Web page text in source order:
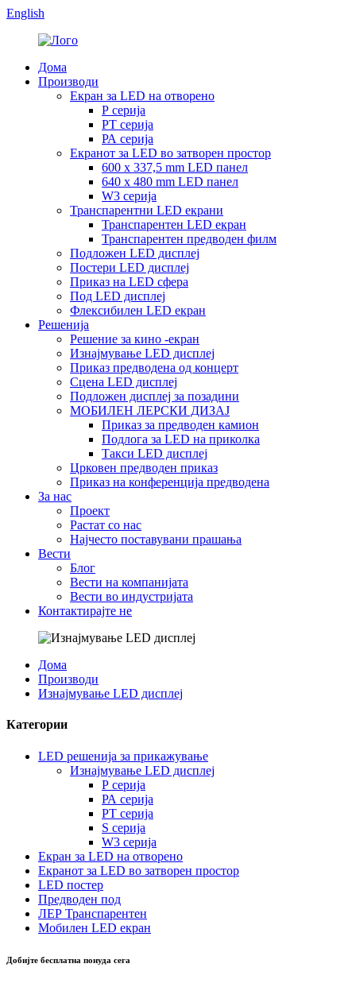
English
Дома
Производи
Екран за LED на отворено
Р серија
РТ серија
РА серија
Екранот за LED во затворен простор
600 x 337,5 mm LED панел
640 x 480 mm LED панел
W3 серија
Транспарентни LED екрани
Транспарентен LED екран
Транспарентен предводен филм
Подложен LED дисплеј
Постери LED дисплеј
Приказ на LED сфера
Под LED дисплеј
Флексибилен LED екран
Решенија
Решение за кино -екран
Изнајмување LED дисплеј
Приказ предводена од концерт
Сцена LED дисплеј
Подложен дисплеј за позадини
МОБИЛЕН ЛЕРСКИ ДИЗАЈ
Приказ за предводен камион
Подлога за LED на приколка
Такси LED дисплеј
Црковен предводен приказ
Приказ на конференција предводена
За нас
Проект
Растат со нас
Најчесто поставувани прашања
Вести
Блог
Вести на компанијата
Вести во индустријата
Контактирајте не
Дома
Производи
Изнајмување LED дисплеј
Категории
LED решенија за прикажување
Изнајмување LED дисплеј
Р серија
РА серија
РТ серија
S серија
W3 серија
Екран за LED на отворено
Екранот за LED во затворен простор
LED постер
Предводен под
ЛЕР Транспарентен
Мобилен LED екран
Добијте бесплатна понуда сега